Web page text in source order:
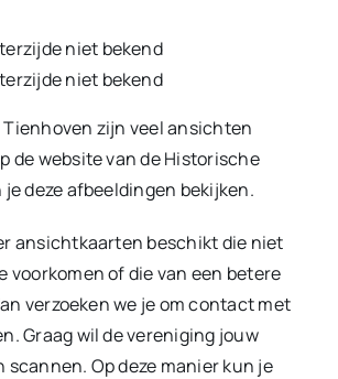
niet bekend
niet bekend
Tienhoven zijn veel ansichten
de website van de Historische
deze afbeeldingen bekijken.
ansichtkaarten beschikt die niet
voorkomen of die van een betere
verzoeken we je om contact met
Graag wil de vereniging jouw
Op deze manier kun je